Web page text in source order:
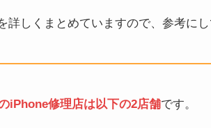
しくまとめていますので、参考にし
iPhone修理店は以下の2店舗です。